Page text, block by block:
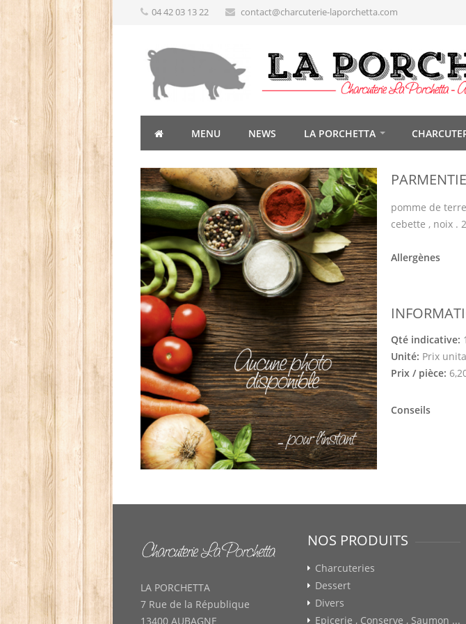
04 42 03 13 22 contact@charcuterie-laporchetta.com
MENU NEWS LA PORCHETTA
pomme de
cebette , noix .
Allergènes
Qté indicative:
Unité: Prix
Prix / pièce:
Conseils
LA PORCHETTA
7 Rue de la République
13400 AUBAGNE
NOS PRODUITS
Charcuteries
Dessert
Divers
Epicerie , Conserve , Saumon ...